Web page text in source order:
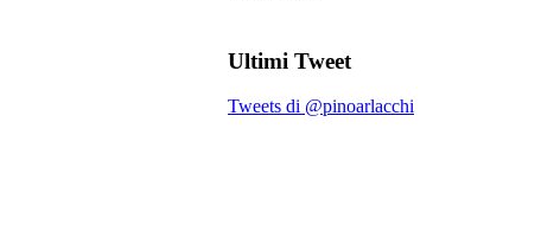
Ultimi Tweet
Tweets di @pinoarlacchi